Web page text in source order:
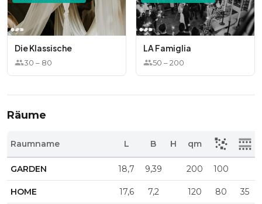
Die Klassische
30 – 80
LA Famiglia
50 –200
Räume
Raumname L B H qm
GARDEN 18,7 9,39 200 100
HOME 17,6 7,2 120 80 35